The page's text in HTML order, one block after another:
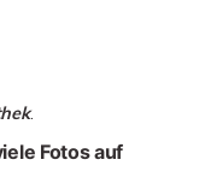
.
Fotos auf